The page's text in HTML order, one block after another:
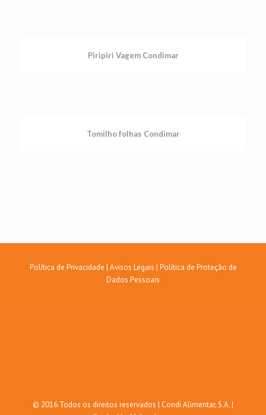
Piripiri Vagem Condimar
Tomilho folhas Condimar
Política de Privacidade | Avisos Legais | Política de Proteção de
Dados Pessoais
© 2016 Todos os direitos reservados | Condi Alimentar, S.A. |